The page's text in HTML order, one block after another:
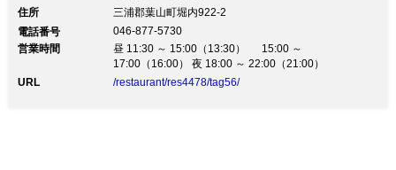
住所
三浦郡葉山町堀内922-2
電話番号
046-877-5730
営業時間
昼 11:30 ～ 15:00（13:30） 15:00 ～
17:00（16:00） 夜 18:00 ～ 22:00（21:00）
URL
/restaurant/res4478/tag56/